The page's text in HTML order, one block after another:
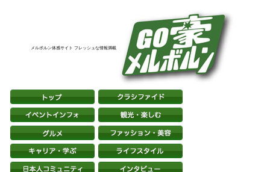
メルボルン体感サイト フレッシュな情報満載